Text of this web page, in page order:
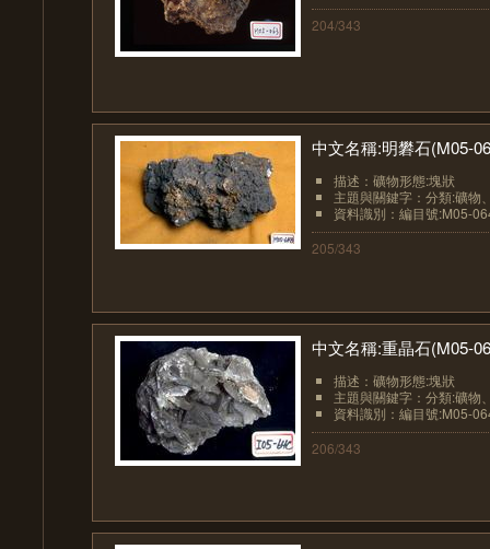
204/343
中文名稱:明礬石(M05-
描述：礦物形態:塊狀
主題與關鍵字：分類:礦物
資料識別：編目號:M05-
205/343
中文名稱:重晶石(M05-
描述：礦物形態:塊狀
主題與關鍵字：分類:礦物
資料識別：編目號:M05-
206/343